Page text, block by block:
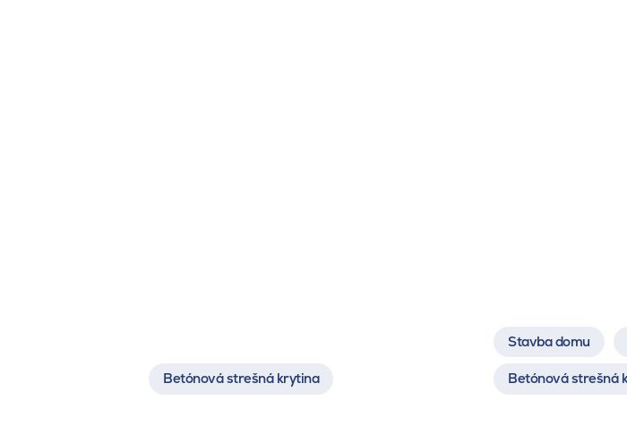
Betónová strešná krytina
Stavba domu
Betónová strešná